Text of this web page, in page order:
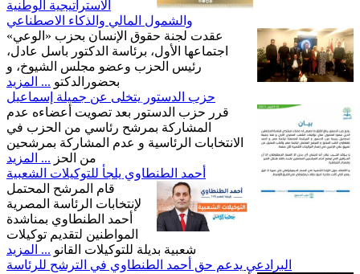
الاستراتيجية الوطنية
والشمول المالي والذكاء الاصطناعي
عقدت لجنة حقوق الإنسان بحزب «الوعي»
اجتماعها الأول، برئاسة الدكتور باسل عادل،
رئيس الحزب وعضو مجلس الشيوخ، و
بحضورالدكتو ... المزيد
حزب الدستور يتخلى عن جميلة إسماعيل
قرر حزب الدستور بعد تصويت أعضاءه عدم
المشاركة بمرشح رئاسي من الحزب في
الانتخابات الرئاسية و عدم المشاركة بمرشحين
من الحز ... المزيد
أحمد الطنطاوي يلجأ للتوكيلات الشعبية
قام المرشح المحتمل
لإنتخابات الرئاسة المصرية
أحمد الطنطاوي بمناشدة
المواطنين لتقديم توكيلات
شعبية بديلة للتوكيلات القانو ... المزيد
البرادعي يدعم حق أحمد الطنطاوي في الترشح للرئاسة